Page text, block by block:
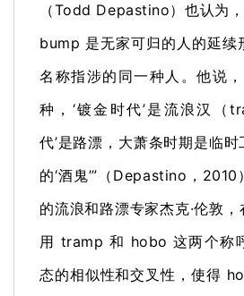
（Todd Depastino）也认为
bump 是无家可归的人的延续
名称指涉的同一种人。他说
种，‘镀金时代’是流浪汉（
代’是路漂，大萧条时期是临
的‘酒鬼’”（Depastino，2010
的流浪和路漂专家杰克·伦敦
用 tramp 和 hobo 这两个称
态的相似性和交叉性，使得